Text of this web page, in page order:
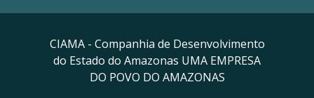
CIAMA - Companhia de Desenvolvimento
do Estado do Amazonas UMA EMPRESA
DO POVO DO AMAZONAS